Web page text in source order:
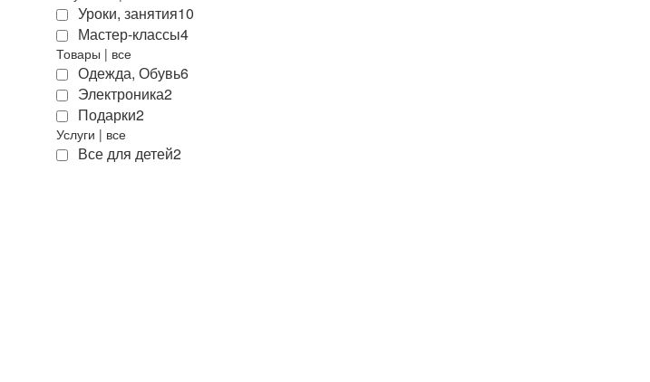
Уроки, занятия10
Мастер-классы4
Товары | все
Одежда, Обувь6
Электроника2
Подарки2
Услуги | все
Все для детей2